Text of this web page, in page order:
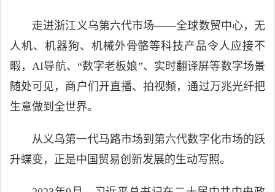
走进浙江义乌第六代市场——全球数贸中心，无
人机、机器狗、机械外骨骼等科技产品令人应接不
暇，AI导航、“数字老板娘”、实时翻译屏等数字场景
随处可见，商户们开直播、拍视频，通过万兆光纤把
生意做到全世界。
从义乌第一代马路市场到第六代数字化市场的跃
升蝶变，正是中国贸易创新发展的生动写照。